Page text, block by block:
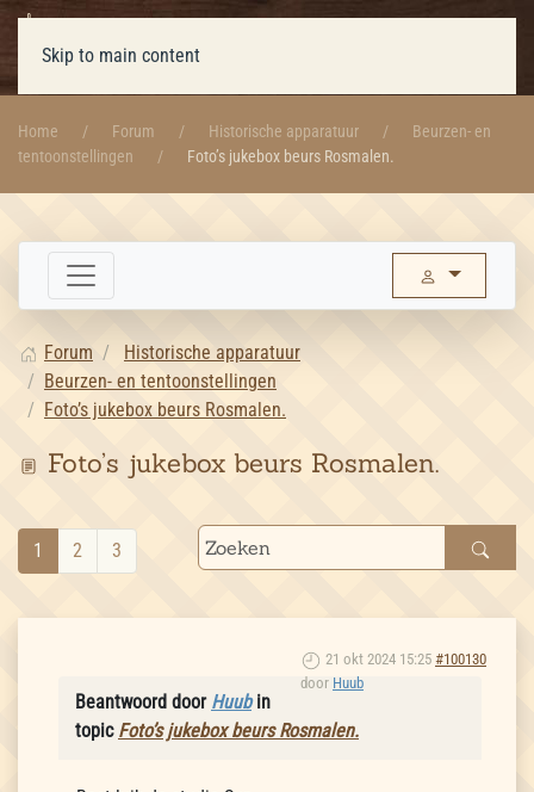
Skip to main content
Home Forum Historische apparatuur
Beurzen- en
tentoonstellingen
Foto’s jukebox beurs Rosmalen.
Forum
Historische apparatuur
Beurzen- en tentoonstellingen
Foto’s jukebox beurs Rosmalen.
Foto’s jukebox beurs Rosmalen.
1 2 3
21 okt 2024 15:25 #100130
door Huub
Beantwoord door Huubin
topic Foto’s jukebox beurs Rosmalen.